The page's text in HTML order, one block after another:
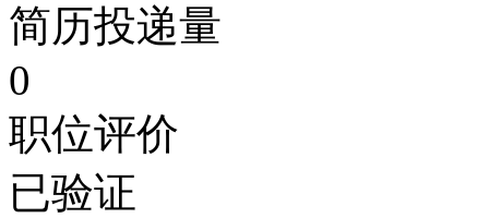
简历投递量
0
职位评价
已验证